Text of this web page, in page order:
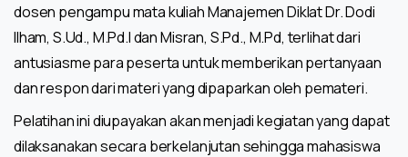
dosen pengampu mata kuliah Manajemen Diklat Dr. Dodi
Ilham, S.Ud., M.Pd.I dan Misran, S.Pd., M.Pd, terlihat dari
antusiasme para peserta untuk memberikan pertanyaan
dan respon dari materi yang dipaparkan oleh pemateri.
Pelatihan ini diupayakan akan menjadi kegiatan yang dapat
dilaksanakan secara berkelanjutan sehingga mahasiswa